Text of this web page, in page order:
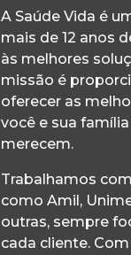
A Saúde Vida é
mais de 12 anos
às melhores
missão é
oferecer as
você e sua
merecem.
Trabalhamos
como Amil,
outras, sempre
cada cliente.